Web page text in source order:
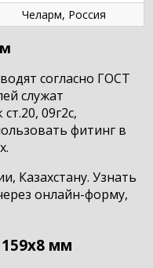
Челарм, Россия
согласно ГОСТ
служат
09г2с,
фитинг в
Казахстану. Узнать
онлайн-форму,
мм